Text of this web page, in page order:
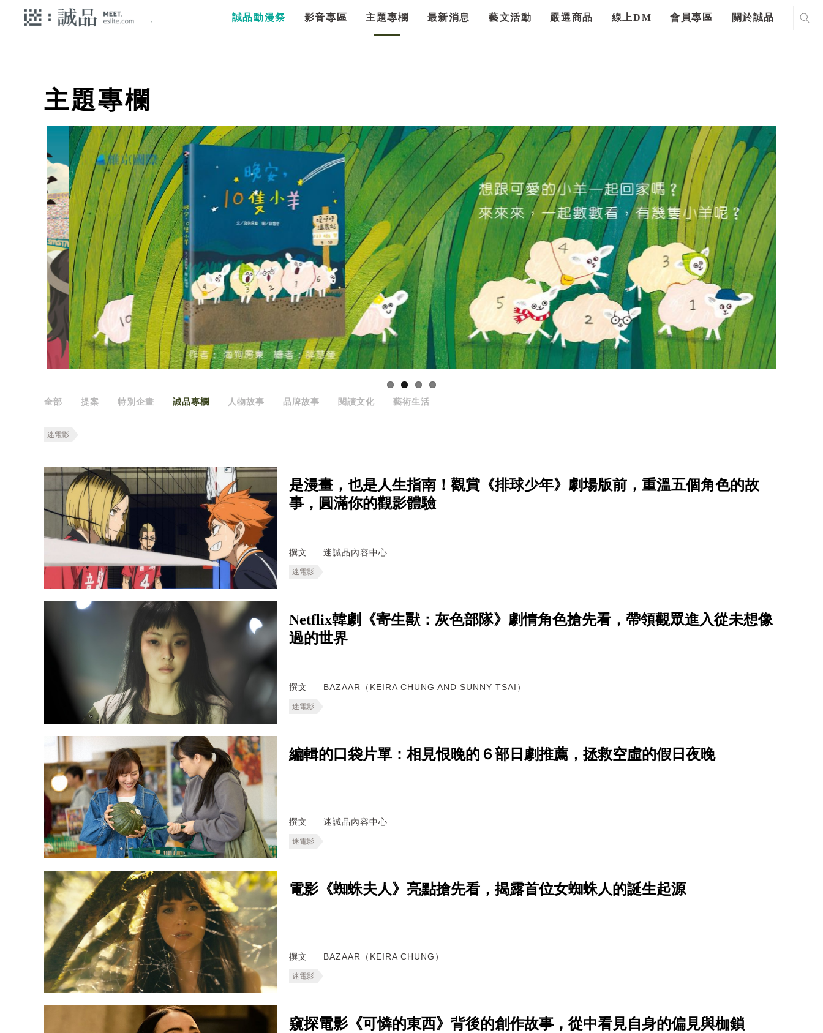
誠品動漫祭 影音專區 主題專欄 最新消息 藝文活動 嚴選商品 線上DM 會員專區 關於誠品
主題專欄
全部 提案 特別企畫 誠品專欄 人物故事 品牌故事 閱讀文化 藝術生活
迷電影
是漫畫，也是人生指南！觀賞《排球少年》劇場版前，重溫五個角色的故
事，圓滿你的觀影體驗
撰文 迷誠品內容中心
迷電影
Netflix韓劇《寄生獸：灰色部隊》劇情角色搶先看，帶領觀眾進入從未想像
過的世界
撰文 BAZAAR（KEIRA CHUNG AND SUNNY TSAI）
迷電影
編輯的口袋片單：相見恨晚的６部日劇推薦，拯救空虛的假日夜晚
撰文 迷誠品內容中心
迷電影
電影《蜘蛛夫人》亮點搶先看，揭露首位女蜘蛛人的誕生起源
撰文 BAZAAR（KEIRA CHUNG）
迷電影
窺探電影《可憐的東西》背後的創作故事，從中看見自身的偏見與枷鎖